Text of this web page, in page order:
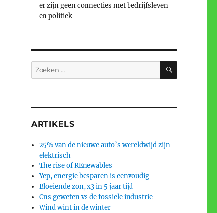
er zijn geen connecties met bedrijfsleven
en politiek
Zoeken
naar:
ZOEKEN
ARTIKELS
25% van de nieuwe auto’s wereldwijd zijn
elektrisch
The rise of REnewables
Yep, energie besparen is eenvoudig
Bloeiende zon, x3 in 5 jaar tijd
Ons geweten vs de fossiele industrie
Wind wint in de winter